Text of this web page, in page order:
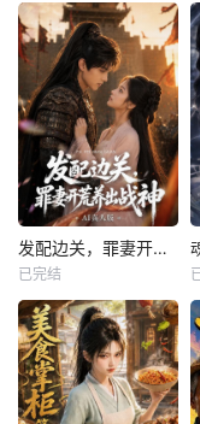
发配边关，罪妻开荒养出战神AI真人版 发配边关，罪妻开荒养出战神AI真人版
已完结